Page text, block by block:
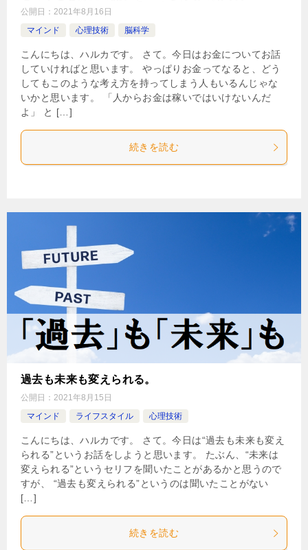
公開日： 2021年8月16日
マインド
心理技術 脳科学
こんにちは、ハルカです。 さて。今日はお金についてお話
していければと思います。 やっぱりお金ってなると、どう
してもこのような考え方を持ってしまう人もいるんじゃな
いかと思います。 「人からお金は稼いではいけないんだ
よ」 と […]
続きを読む
過去も未来も変えられる。
公開日： 2021年8月15日
マインド
ライフスタイル 心理技術
こんにちは、ハルカです。 さて。今日は“過去も未来も変え
られる”というお話をしようと思います。 たぶん、“未来は
変えられる”というセリフを聞いたことがあるかと思うので
すが、 “過去も変えられる”というのは聞いたことがない
[…]
続きを読む